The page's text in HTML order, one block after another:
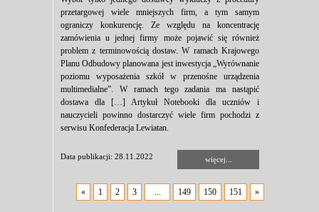
przetargowej wiele mniejszych firm, a tym samym
ograniczy konkurencję. Ze względu na koncentrację
zamówienia u jednej firmy może pojawić się również
problem z terminowością dostaw. W ramach Krajowego
Planu Odbudowy planowana jest inwestycja „Wyrównanie
poziomu wyposażenia szkół w przenośne urządzenia
multimedialne”. W ramach tego zadania ma nastąpić
dostawa dla […] Artykuł Notebooki dla uczniów i
nauczycieli powinno dostarczyć wiele firm pochodzi z
serwisu Konfederacja Lewiatan.
Data publikacji: 28.11.2022 więcej...
« 1 2 3 ... 149 150 151 »